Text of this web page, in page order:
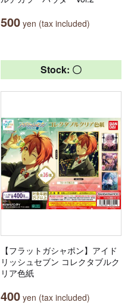
500 yen (tax included)
Stock: 〇
【フラットガシャポン】アイド
リッシュセブン コレクタブルク
リア色紙
400 yen (tax included)